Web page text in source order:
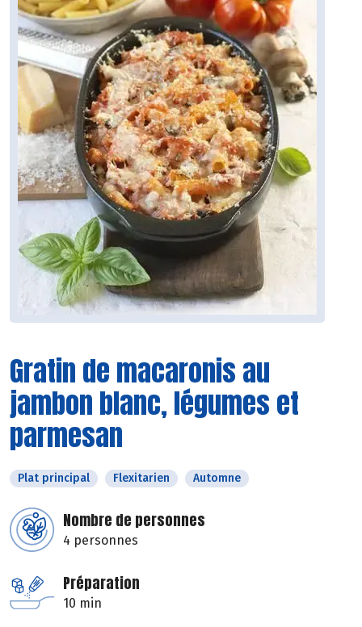
Gratin de macaronis au
jambon blanc, légumes et
parmesan
Plat principal Flexitarien Automne
Nombre de personnes
4 personnes
Préparation
10 min